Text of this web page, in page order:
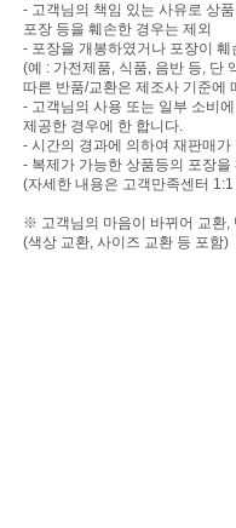
- 고객님의 책임 있는 사유로 상
포장 등을 훼손한 경우는 제외
- 포장을 개봉하였거나 포장이
(예 : 가전제품, 식품, 음반 등, 단
따른 반품/교환은 제조사 기준에
- 고객님의 사용 또는 일부 소비
제공한 경우에 한 합니다.
- 시간의 경과에 의하여 재판매
- 복제가 가능한 상품등의 포장을
(자세한 내용은 고객만족센터
※ 고객님의 마음이 바뀌어 교환,
(색상 교환, 사이즈 교환 등 포함)